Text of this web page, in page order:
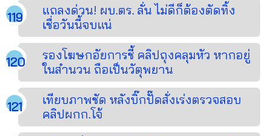
แถลงด่วน! ผบ.ตร. ลั่น ไม่ดีก็ต้องตัดทิ้ง
เชื่อวันนี้จบแน่
รองโฆษกอัยการชี้ คลิปถุงคลุมหัว หากอยู่
ในสำนวน ถือเป็นวัตุพยาน
เทียบภาพชัด หลังบิ๊กปั๊ดสั่งเร่งตรวจสอบ
คลิปผกก.โจ้